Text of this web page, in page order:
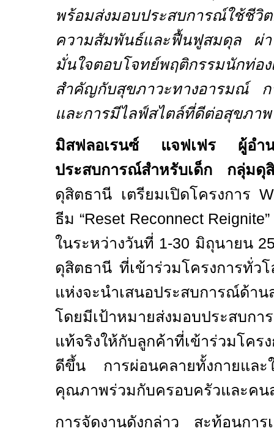
พร้อมส่งมอบประสบการณ์ใช้ชี
ความสัมพันธ์และฟื้นฟูสมดุล ผ่า
มั่นใจตอบโจทย์พฤติกรรมนักท่อ
สำคัญกับสุขภาวะทางอารมณ์
และการมีไลฟ์สไตล์ที่ดีต่อสุขภาพ
มิสฟลอเรนซ์ แจฟเฟร ผู้อำนว
ประสบการณ์สำหรับเด็ก กลุ่มดุ
ดุสิตธานี เตรียมเปิดโครงการ
ธีม “Reset Reconnect
ในระหว่างวันที่ 1-30 มิถุนายน
ดุสิตธานี ที่เข้าร่วมโครงการทั่
แห่งจะนำเสนอประสบการณ์ด้า
โดยมีเป้าหมายส่งมอบประสบกา
แท้จริงให้กับลูกค้าที่เข้าร่วมโค
ดีขึ้น การผ่อนคลายทั้งกายและ
คุณภาพร่วมกับครอบครัวและค
การจัดงานดังกล่าว สะท้อนการ